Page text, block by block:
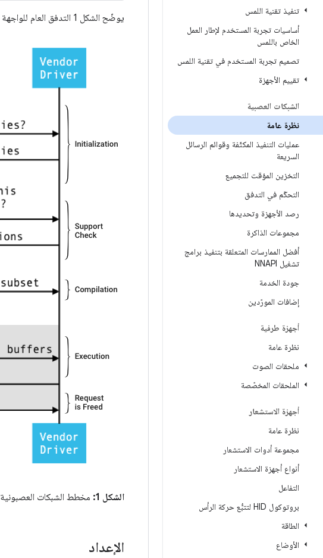
تنفيذ تقنية اللمس
أساسيات تجربة المستخدم لإطار العمل
الخاص باللمس
تصميم تجربة المستخدم في تقنية اللمس
تقييم الأجهزة
الشبكات العصبية
نظرة عامة
عمليات التنفيذ المكثّفة وقوائم الرسائل
السريعة
التخزين المؤقت للتجميع
التحكّم في التدفق
رصد الأجهزة وتحديدها
مجموعات الذاكرة
أفضل الممارسات المتعلقة بتنفيذ برامج
تشغيل NNAPI
جودة الخدمة
إضافات المورّدين
أجهزة طرفية
نظرة عامة
ملحقات الصوت
الملحقات المخصّصة
أجهزة الاستشعار
نظرة عامة
مجموعة أدوات الاستشعار
أنواع أجهزة الاستشعار
التفاعل
بروتوكول HID لتتبُّع حركة الرأس
الطاقة
الأوضاع
يوضّح الشكل 1 التدفق العام للواجهة بين إطار العمل وبرنامج التشغيل.
الشكل 1: مخطط الشبكات العصبونية
الإعداد